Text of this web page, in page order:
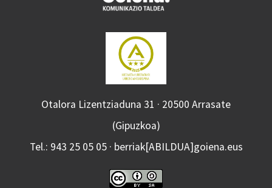
Otalora Lizentziaduna 31 · 20500 Arrasate
(Gipuzkoa)
Tel.: 943 25 05 05 · berriak[ABILDUA]goiena.eus